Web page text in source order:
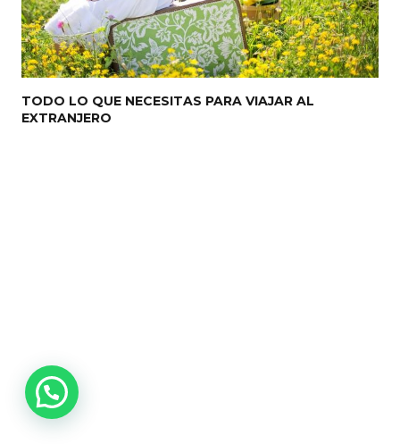
TODO LO QUE NECESITAS PARA VIAJAR AL
EXTRANJERO